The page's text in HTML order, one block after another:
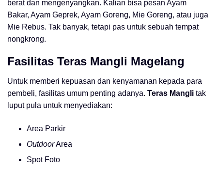
berat dan mengenyangkan. Kalian bisa pesan Ayam
Bakar, Ayam Geprek, Ayam Goreng, Mie Goreng, atau juga
Mie Rebus. Tak banyak, tetapi pas untuk sebuah tempat
nongkrong.
Fasilitas Teras Mangli Magelang
Untuk memberi kepuasan dan kenyamanan kepada para
pembeli, fasilitas umum penting adanya. Teras Mangli tak
luput pula untuk menyediakan:
Area Parkir
OutdoorArea
Spot Foto